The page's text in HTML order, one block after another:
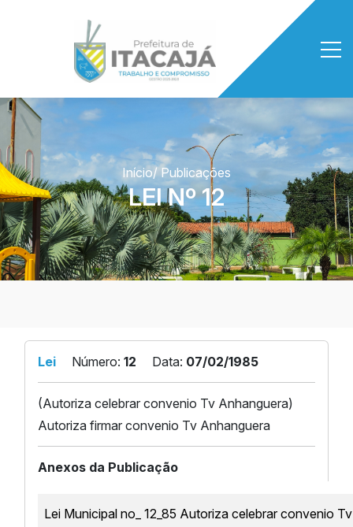
Início/ Publicações
LEI Nº 12
Lei Número: 12 Data: 07/02/1985
(Autoriza celebrar convenio Tv Anhanguera)
Autoriza firmar convenio Tv Anhanguera
Anexos da Publicação
Lei Municipal no_ 12_85 Autoriza celebrar convenio